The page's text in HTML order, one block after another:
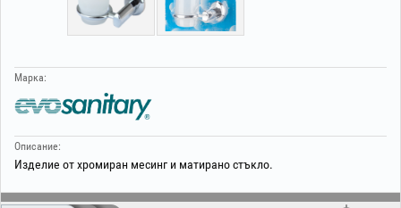
Марка:
Описание:
Изделие от хромиран месинг и матирано стъкло.